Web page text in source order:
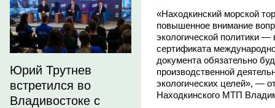
Юрий Трутнев
встретился во
Владивостоке с
«Находкинский морской
повышенное внимание
экологической политики
сертификата
документа обязательно
производственной
экологических целей», —
Находкинского МТП